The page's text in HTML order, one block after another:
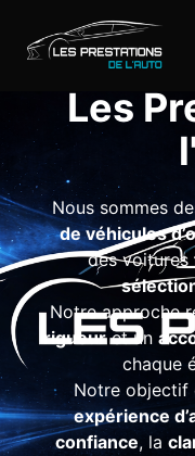
Les
Nous sommes
de véhicules
des voitures
Notre approche
rigueuret un
chaque
Notre objectif
expérience
confiance, la